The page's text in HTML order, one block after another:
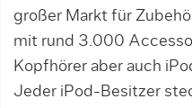
großer Markt für
mit rund 3.000
Kopfhörer aber auch
Jeder iPod-Besitzer